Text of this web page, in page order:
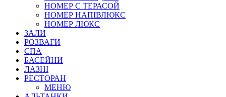
НОМЕР С ТЕРАСОЙ
НОМЕР НАПІВЛЮКС
НОМЕР ЛЮКС
ЗАЛИ
РОЗВАГИ
СПА
БАСЕЙНИ
ЛАЗНІ
РЕСТОРАН
МЕНЮ